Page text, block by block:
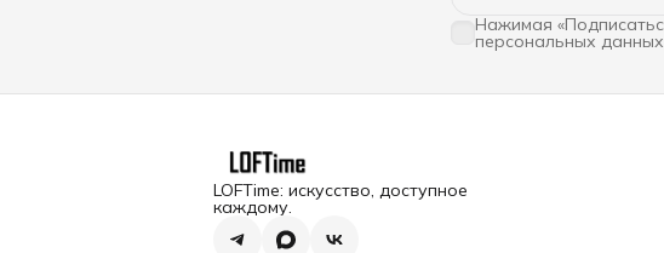
Нажимая
персональных
LOFTime: искусство, доступное
каждому.